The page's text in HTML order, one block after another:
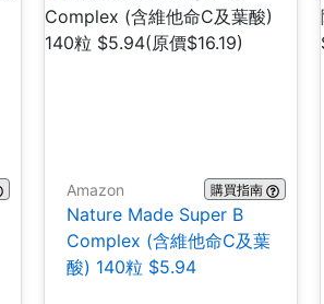
Amazon 購買指南
Nature Made Super B
Complex (含維他命C及葉
酸) 140粒 $5.94